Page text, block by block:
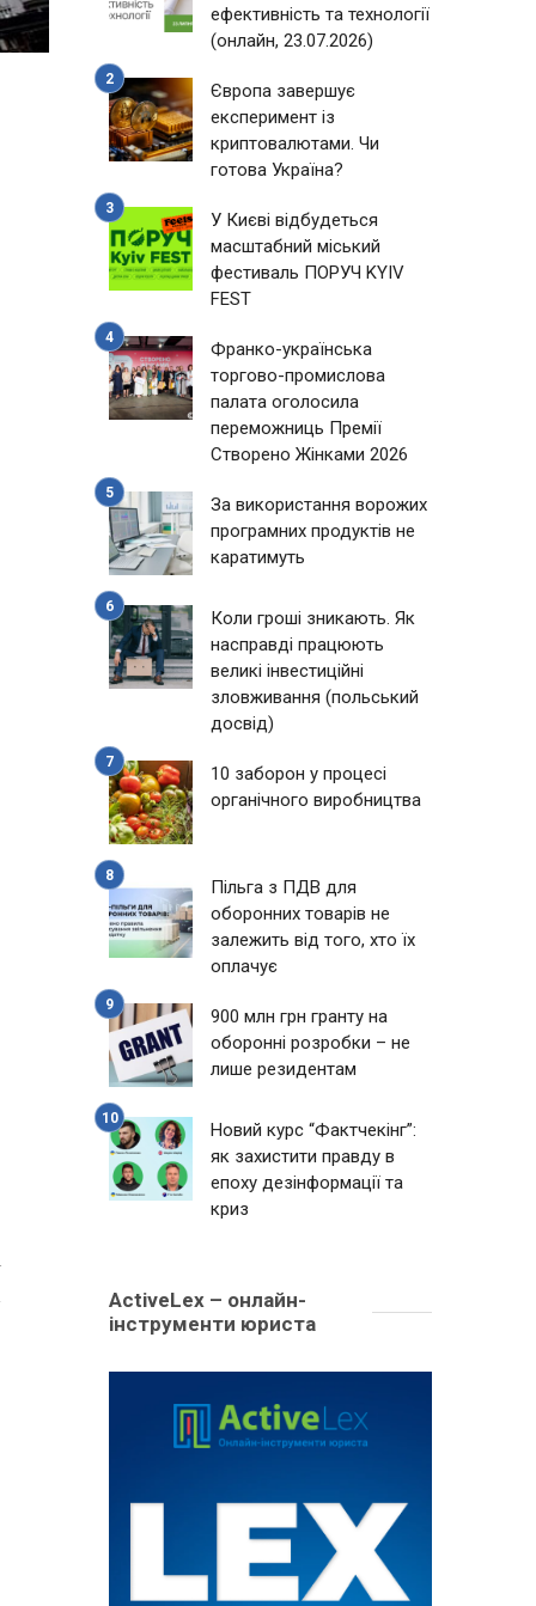
ефективність та технології
(онлайн, 23.07.2026)
Європа завершує
експеримент із
криптовалютами. Чи
готова Україна?
У Києві відбудеться
масштабний міський
фестиваль ПОРУЧ KYIV
FEST
Франко-українська
торгово-промислова
палата оголосила
переможниць Премії
Створено Жінками 2026
За використання ворожих
програмних продуктів не
каратимуть
Коли гроші зникають. Як
насправді працюють
великі інвестиційні
зловживання (польський
досвід)
10 заборон у процесі
органічного виробництва
Пільга з ПДВ для
оборонних товарів не
залежить від того, хто їх
оплачує
900 млн грн гранту на
оборонні розробки – не
лише резидентам
Новий курс “Фактчекінг”:
як захистити правду в
епоху дезінформації та
криз
ActiveLex – онлайн-
інструменти юриста